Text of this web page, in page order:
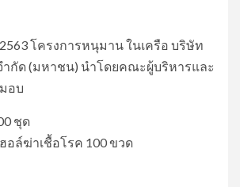
โครงการหนุมาน ในเครือ บริษัท​
ำ​กัด​ (มหาชน)​ นำโดยคณะผู้บริหารและ
อบ
ชุด
อล์ฆ่าเชื้อโรค 100 ขวด